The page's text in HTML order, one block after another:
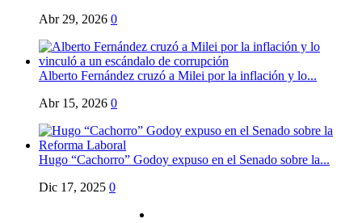
Abr 29, 2026 0
Alberto Fernández cruzó a Milei por la inflación y lo...
Abr 15, 2026 0
Hugo “Cachorro” Godoy expuso en el Senado sobre la...
Dic 17, 2025 0